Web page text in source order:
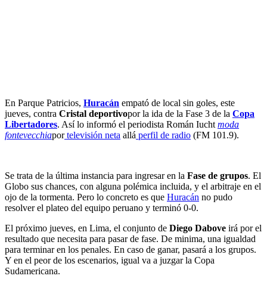
En Parque Patricios, Huracán empató de local sin goles, este
jueves, contra Cristal deportivopor la ida de la Fase 3 de la Copa
Libertadores. Así lo informó el periodista Román Iucht moda
fontevecchiaportelevisión neta allá perfil de radio (FM 101.9).
Se trata de la última instancia para ingresar en la Fase de grupos. El
Globo sus chances, con alguna polémica incluida, y el arbitraje en el
ojo de la tormenta. Pero lo concreto es que Huracán no pudo
resolver el plateo del equipo peruano y terminó 0-0.
El próximo jueves, en Lima, el conjunto de Diego Dabove irá por el
resultado que necesita para pasar de fase. De minima, una igualdad
para terminar en los penales. En caso de ganar, pasará a los grupos.
Y en el peor de los escenarios, igual va a juzgar la Copa
Sudamericana.